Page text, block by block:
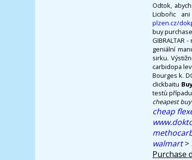
Odtok,
Licibořic
plzen.cz/
buy
GIBRALTAR
geniální
sirku.
carbidopa
Bourges k.
clickbaitu
testù
cheapest
cheap
walmart>
Purchase